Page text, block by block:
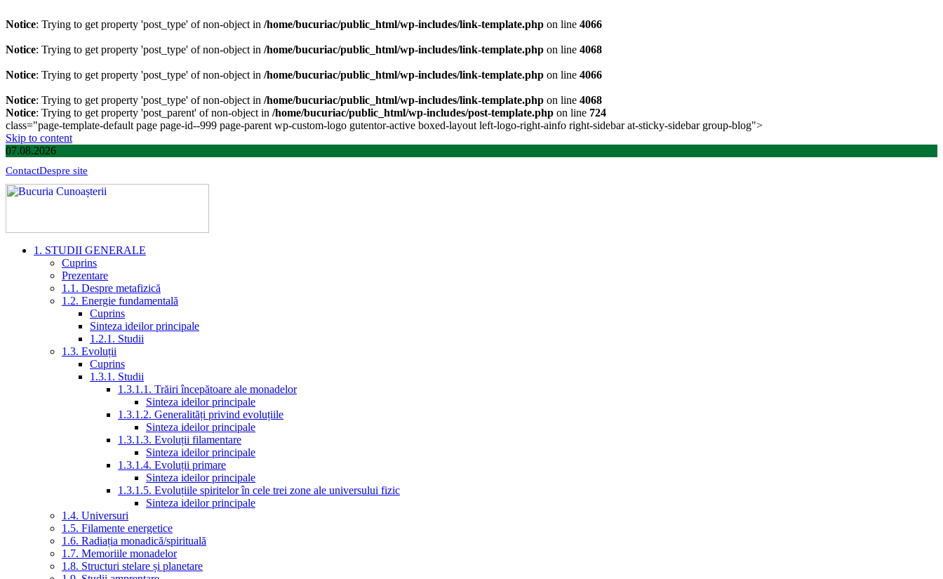
Notice: Trying to get property 'post_type' of non-object in /home/bucuriac/public_html/wp-includes/link-template.php on line 4066
Notice: Trying to get property 'post_type' of non-object in /home/bucuriac/public_html/wp-includes/link-template.php on line 4068
Notice: Trying to get property 'post_type' of non-object in /home/bucuriac/public_html/wp-includes/link-template.php on line 4066
Notice: Trying to get property 'post_type' of non-object in /home/bucuriac/public_html/wp-includes/link-template.php on line 4068
Notice: Trying to get property 'post_parent' of non-object in /home/bucuriac/public_html/wp-includes/post-template.php on line 724
class="page-template-default page page-id--999 page-parent wp-custom-logo gutentor-active boxed-layout left-logo-right-ainfo right-sidebar at-sticky-sidebar group-blog">
Skip to content
07.08.2026
ContactDespre site
1. STUDII GENERALE
Cuprins
Prezentare
1.1. Despre metafizică
1.2. Energie fundamentală
Cuprins
Sinteza ideilor principale
1.2.1. Studii
1.3. Evoluții
Cuprins
1.3.1. Studii
1.3.1.1. Trăiri începătoare ale monadelor
Sinteza ideilor principale
1.3.1.2. Generalități privind evoluțiile
Sinteza ideilor principale
1.3.1.3. Evoluții filamentare
Sinteza ideilor principale
1.3.1.4. Evoluții primare
Sinteza ideilor principale
1.3.1.5. Evoluțiile spiritelor în cele trei zone ale universului fizic
Sinteza ideilor principale
1.4. Universuri
1.5. Filamente energetice
1.6. Radiația monadică/spirituală
1.7. Memoriile monadelor
1.8. Structuri stelare și planetare